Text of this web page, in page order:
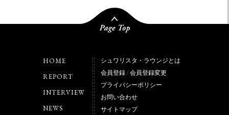
HOME
REPORT
INTERVIEW
NEWS
シュワリスタ・ラウンジとは
会員登録 / 会員登録変更
プライバシーポリシー
お問い合わせ
サイトマップ